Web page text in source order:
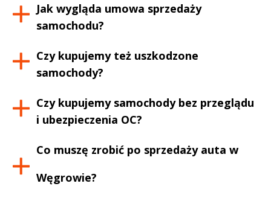
Jak wygląda umowa sprzedaży
samochodu?
Czy kupujemy też uszkodzone
samochody?
Czy kupujemy samochody bez przeglądu
i ubezpieczenia OC?
Co muszę zrobić po sprzedaży auta w
Węgrowie?